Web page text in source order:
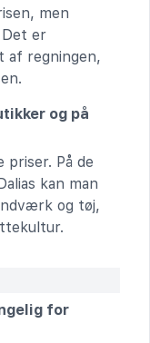
men
er
af regningen,
og på
priser. På de
kan man
og tøj,
for